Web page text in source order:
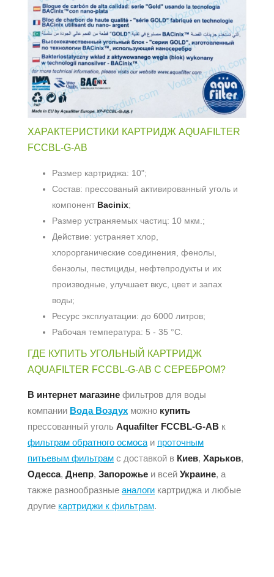
ХАРАКТЕРИСТИКИ КАРТРИДЖ AQUAFILTER
FCCBL-G-AB
Размер картриджа: 10";
Состав: прессованый активированный уголь и
компонент Bacinix;
Размер устраняемых частиц: 10 мкм.;
Действие: устраняет хлор,
хлорорганические соединения, фенолы,
бензолы, пестициды, нефтепродукты и их
производные, улучшает вкус, цвет и запах
воды;
Ресурс эксплуатации: до 6000 литров;
Рабочая температура: 5 - 35 °С.
ГДЕ КУПИТЬ УГОЛЬНЫЙ КАРТРИДЖ
AQUAFILTER FCCBL-G-AB С СЕРЕБРОМ?
В интернет магазине фильтров для воды
компании Вода Воздух можно купить
прессованный уголь Aquafilter FCCBL-G-AB к
фильтрам обратного осмоса и проточным
питьевым фильтрам с доставкой в Киев, Харьков,
Одесса, Днепр, Запорожье и всей Украине, а
также разнообразные аналоги картриджа и любые
другие картриджи к фильтрам.